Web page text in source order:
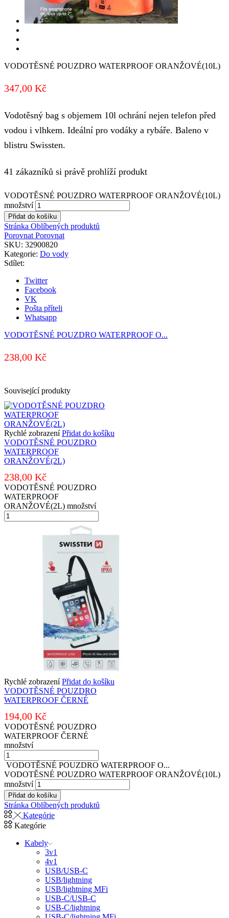
VODOTĚSNÉ POUZDRO WATERPROOF ORANŽOVÉ(10L)
347,00 Kč
Vodotěsný bag s objemem 10l ochrání nejen telefon před
vodou i vlhkem. Ideální pro vodáky a rybáře. Baleno v
blistru Swissten.
41 zákazníků si právě prohlíží produkt
VODOTĚSNÉ POUZDRO WATERPROOF ORANŽOVÉ(10L)
množství
Přidat do košíku
Stránka Oblíbených produktů
Porovnat Porovnat
SKU: 32900820
Kategorie: Do vody
Sdílet:
Twitter
Facebook
VK
Pošta příteli
Whatsapp
VODOTĚSNÉ POUZDRO WATERPROOF O...
238,00 Kč
Související produkty
Rychlé zobrazení Přidat do košíku
VODOTĚSNÉ POUZDRO
WATERPROOF
ORANŽOVÉ(2L)
238,00 Kč
VODOTĚSNÉ POUZDRO
WATERPROOF
ORANŽOVÉ(2L) množství
Rychlé zobrazení Přidat do košíku
VODOTĚSNÉ POUZDRO
WATERPROOF ČERNÉ
194,00 Kč
VODOTĚSNÉ POUZDRO
WATERPROOF ČERNÉ
množství
VODOTĚSNÉ POUZDRO WATERPROOF O...
VODOTĚSNÉ POUZDRO WATERPROOF ORANŽOVÉ(10L)
množství
Přidat do košíku
Stránka Oblíbených produktů
Kategórie
Kategórie
Kabely
3v1
4v1
USB/USB-C
USB/lightning
USB/lightning MFi
USB-C/USB-C
USB-C/lightning